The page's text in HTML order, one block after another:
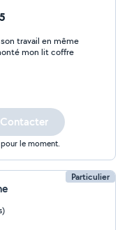
en même
mon lit coffre
Contacter
le moment.
Particulier